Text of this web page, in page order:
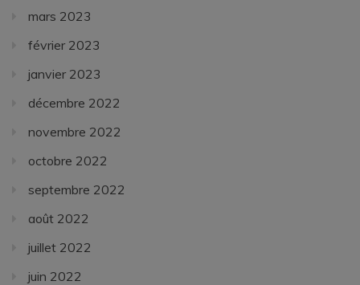
mars 2023
février 2023
janvier 2023
décembre 2022
novembre 2022
octobre 2022
septembre 2022
août 2022
juillet 2022
juin 2022